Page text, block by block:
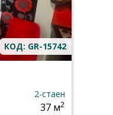
КОД: GR-15742
2-стаен
37 м2